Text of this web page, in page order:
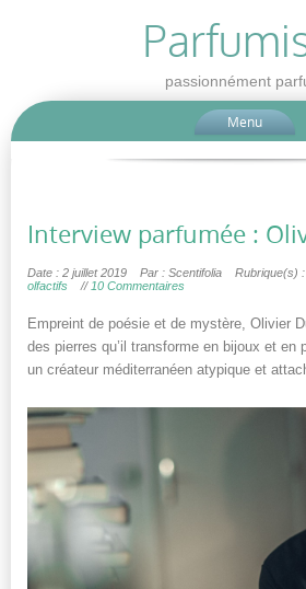
passionnément
Menu
Interview parfumée :
Date : 2 juillet 2019 Par : Scentifolia Rubrique(s) :
olfactifs
//10 Commentaires
Empreint de poésie et de mystère, Olivier
des pierres qu’il transforme en bijoux et en
un créateur méditerranéen atypique et